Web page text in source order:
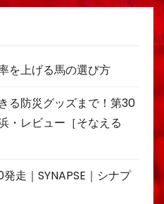
を上げる馬の選び方
る防災グッズまで！第30
・レビュー［そなえる
走｜SYNAPSE｜シナプ